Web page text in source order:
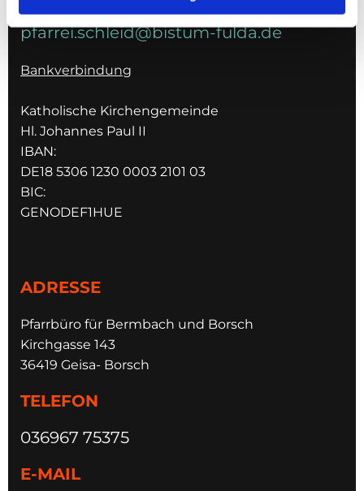
pfarrei.schleid@bistum-fulda.de
Bankverbindung
Katholische Kirchengemeinde
Hl. Johannes Paul II
IBAN:
DE18 5306 1230 0003 2101 03
BIC:
GENODEF1HUE
ADRESSE
Pfarrbüro für Bermbach und Borsch
Kirchgasse 143
36419 Geisa- Borsch
TELEFON
036967 75375
E-MAIL